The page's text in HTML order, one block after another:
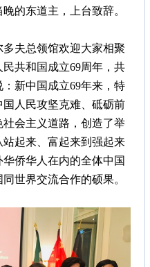
的东道主，上台致辞。
夫总领馆欢迎大家相聚
共和国成立69周年，共
新中国成立69年来，特
人民攻坚克难、砥砺前
会主义道路，创造了举
起来、富起来到强起来
侨华人在内的全体中国
世界交流合作的硕果。